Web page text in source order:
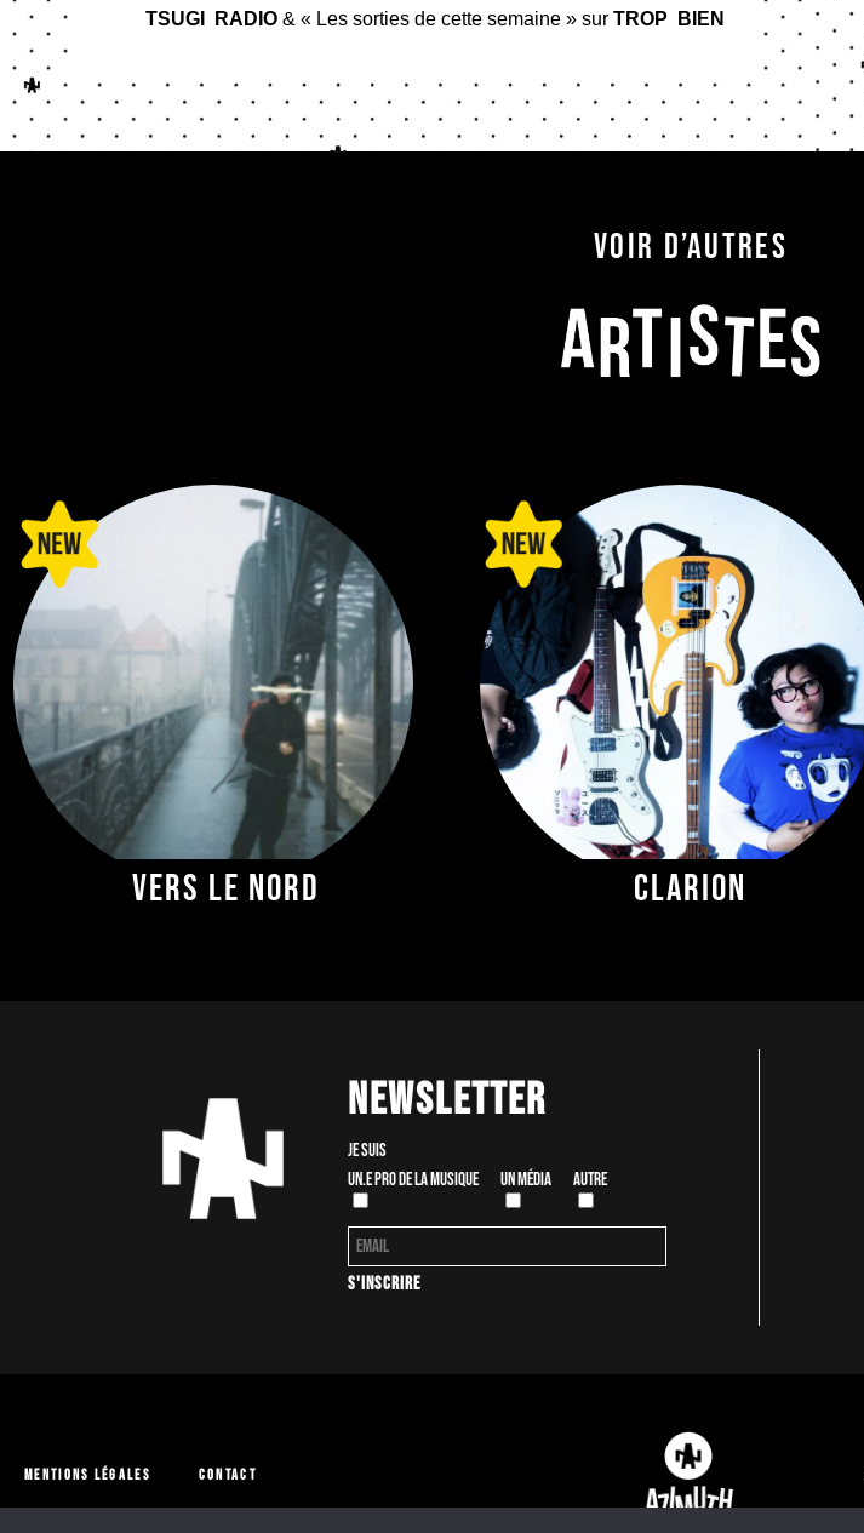
TSUGI RADIO & « Les sorties de cette semaine » sur TROP BIEN
Voir d’autres
Vers le nord CLARION
Newsletter
Je suis
Un.e pro de la musique
Un média Autre
Mentions légales Contact